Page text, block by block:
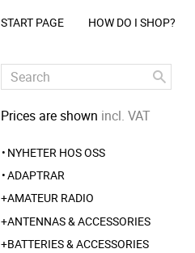
START PAGE HOW DO I SHOP?
Prices are shown incl. VAT
NYHETER HOS OSS
ADAPTRAR
AMATEUR RADIO
ANTENNAS & ACCESSORIES
BATTERIES & ACCESSORIES